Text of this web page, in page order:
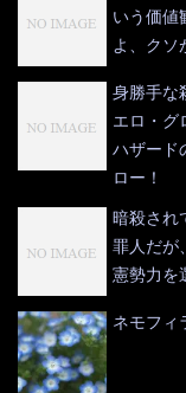
いう価値
よ、クソ
身勝手
エロ・
ハザード
ロー！
暗殺され
罪人だが
憲勢力を
ネモフ